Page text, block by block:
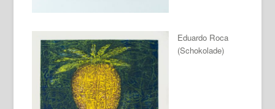
Eduardo Roca
(Schokolade)